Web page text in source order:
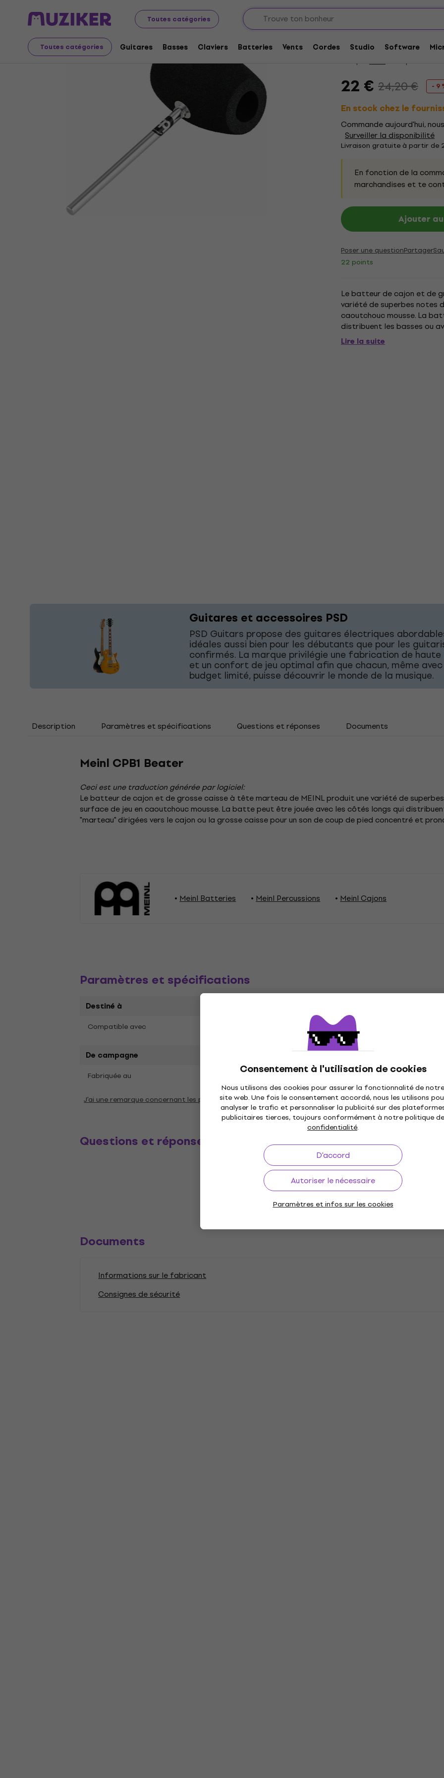
Toutes catégories
Toutes catégories Guitares Basses Claviers Batteries Vents Cordes Studio Software
Consentement à l'utilisation de cookies
Nous utilisons des cookies pour assurer la fonctionnalité de notre
site web. Une fois le consentement accordé, nous les utilisons
analyser le trafic et personnaliser la publicité sur des
publicitaires tierces, toujours conformément à notre politique de
confidentialité.
D'accord
Autoriser le nécessaire
Paramètres et infos sur les cookies
Instruments de musique Batteries Percussions Cajons Accessoires pour Cajon
Vidéo
Promotion
Meinl CPB1 Beater
Marque: Code produit:
22 € 24,20 € - 9
En stock chez le
Commande aujourd'hui,
Surveiller la disponibilité
Livraison gratuite à partir de
En fonction de la
marchandises et te
Ajouter
Poser une questionPartager
22 points
Le batteur de cajon et de
variété de superbes notes
caoutchouc mousse. La
distribuent les basses ou
la grosse caisse pour un
Lire la suite
Guitares et accessoires PSD
PSD Guitars propose des guitares électriques
idéales aussi bien pour les débutants que pour les
confirmés. La marque privilégie une fabrication de
et un confort de jeu optimal afin que chacun, même avec
budget limité, puisse découvrir le monde de la musique.
Description Paramètres et spécifications Questions et réponses Documents
Meinl CPB1 Beater
Ceci est une traduction générée par logiciel:
Le batteur de cajon et de grosse caisse à tête marteau de MEINL produit une variété de
surface de jeu en caoutchouc mousse. La batte peut être jouée avec les côtés longs qui
"marteau" dirigées vers le cajon ou la grosse caisse pour un son de coup de pied concentré et
Meinl Batteries Meinl Percussions Meinl Cajons
Paramètres et spécifications
Destiné à
Compatible avec
De campagne
Fabriquée au
J'ai une remarque concernant les paramètres
Questions et réponses
Documents
Informations sur le fabricant
Consignes de sécurité